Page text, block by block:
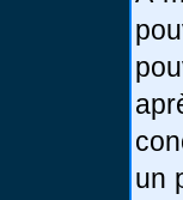
un